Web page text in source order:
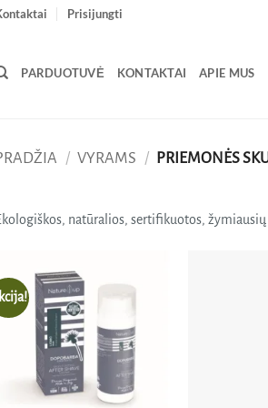
Prisijungti
PARDUOTUVĖ KONTAKTAI APIE MUS
/ VYRAMS / PRIEMONĖS
natūralios, sertifikuotos,
sąrašą